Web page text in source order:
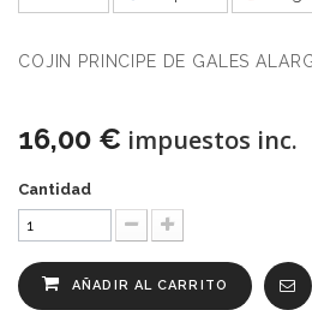
COJIN PRINCIPE DE GALES
16,00 € impuestos inc.
Cantidad
AÑADIR AL CARRITO